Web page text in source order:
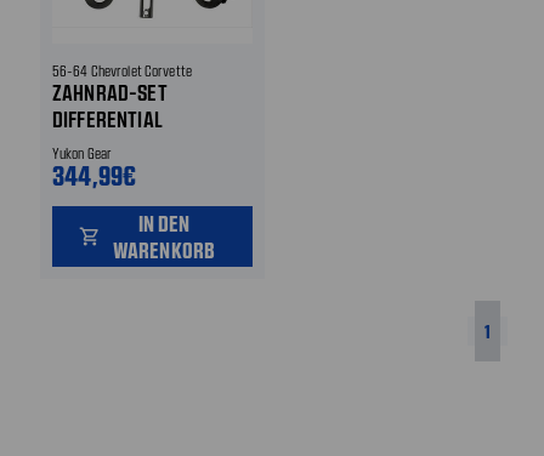
56-64 Chevrolet Corvette
ZAHNRAD-SET
DIFFERENTIAL
Yukon Gear
344,99€
shopping_cart
IN DEN
WARENKORB
1